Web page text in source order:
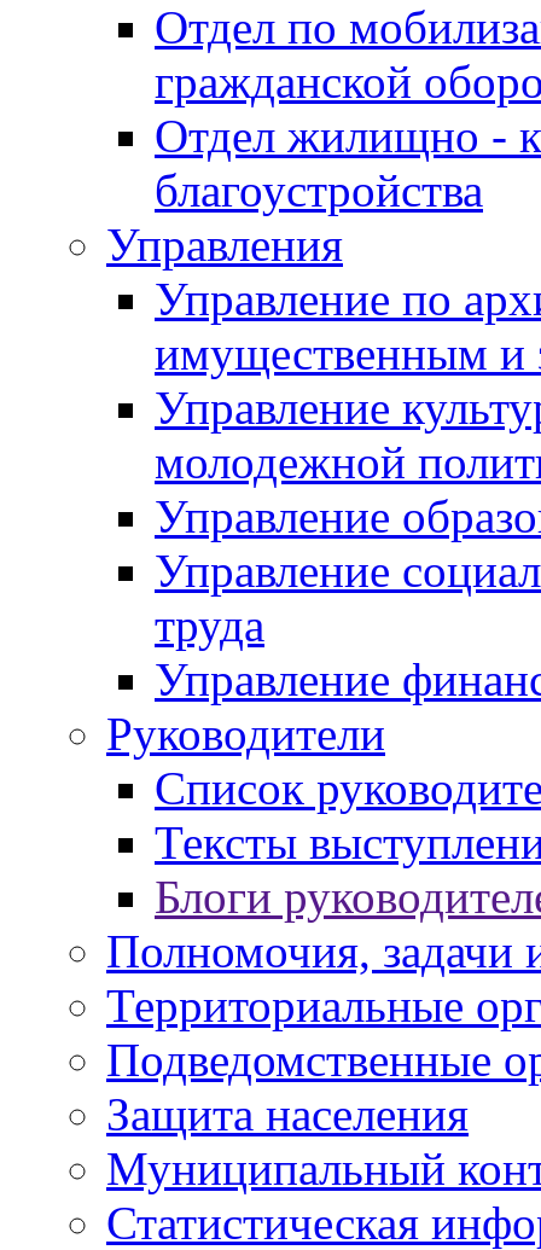
Отдел по
гражданской
Отдел жилищно -
благоустройства
Управления
Управление по
имущественным и
Управление
молодежной
Управление
Управление
труда
Управление
Руководители
Список
Тексты
Блоги
Полномочия, задачи
Территориальные
Подведомственные
Защита населения
Муниципальный
Статистическая